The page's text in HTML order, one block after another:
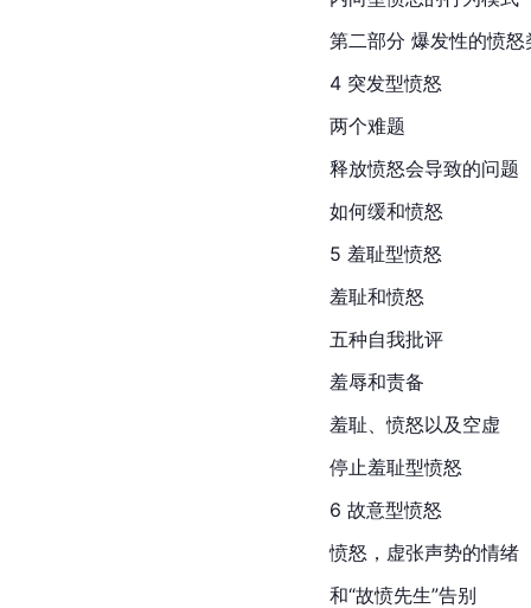
第二部分 爆发性的愤怒
4 突发型愤怒
两个难题
释放愤怒会导致的问题
如何缓和愤怒
5 羞耻型愤怒
羞耻和愤怒
五种自我批评
羞辱和责备
羞耻、愤怒以及空虚
停止羞耻型愤怒
6 故意型愤怒
愤怒，虚张声势的情绪
和“故愤先生”告别